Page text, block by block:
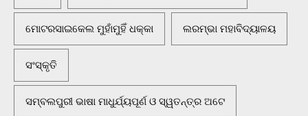
ମୋଟରସାଇକେଲ ମୁହାଁମୁହିଁ ଧକ୍କା ଲରମ୍ଭା ମହାବିଦ୍ୟାଳୟ
ସଂସ୍କୃତି
ସମ୍ବଲପୁରୀ ଭାଷା ମାଧୁର୍ଯ୍ୟପୂର୍ଣ ଓ ସ୍ୱତନ୍ତ୍ର ଅଟେ